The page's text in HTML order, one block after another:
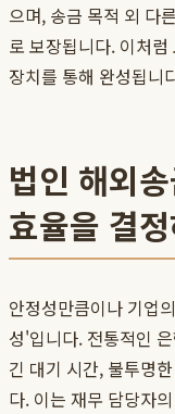
으며, 송금 목적 외 다
로 보장됩니다. 이처럼
장치를 통해 완성됩니
법인 해외
효율을 결
안정성만큼이나 기업
성'입니다. 전통적인
긴 대기 시간, 불투명
다. 이는 재무 담당자